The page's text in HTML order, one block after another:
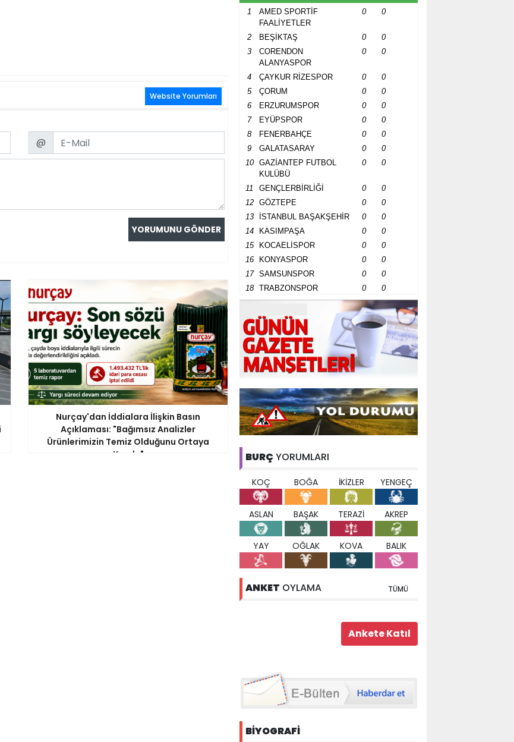
Website Yorumları
Email
@
Nurçay'dan İddialara İlişkin Basın
Açıklaması: "Bağımsız Analizler
Ürünlerimizin Temiz Olduğunu Ortaya
Koydu"
1
AMED SPORTİF
FAALİYETLER
0 0
2 BEŞİKTAŞ 0
0
3
CORENDON
ALANYASPOR
0 0
4 ÇAYKUR RİZESPOR 0
0
5
ÇORUM 0
0
6
ERZURUMSPOR 0
0
7
EYÜPSPOR 0
0
8
FENERBAHÇE 0
0
9
GALATASARAY 0
0
10
GAZİANTEP FUTBOL
KULÜBÜ
0 0
11 GENÇLERBİRLİĞİ 0
0
12
GÖZTEPE 0
0
13
İSTANBUL BAŞAKŞEHİR 0
0
14
KASIMPAŞA 0
0
15
KOCAELİSPOR 0
0
16
KONYASPOR 0
0
17
SAMSUNSPOR 0
0
18
TRABZONSPOR 0 0
BURÇ YORUMLARI
KOÇ BOĞA İKİZLER YENGEÇ
ASLAN BAŞAK TERAZİ AKREP
YAY OĞLAK KOVA BALIK
ANKET OYLAMA TÜMÜ
BİYOGRAFİ